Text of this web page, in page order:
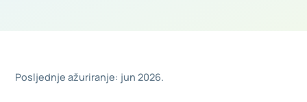
Posljednje ažuriranje: jun 2026.